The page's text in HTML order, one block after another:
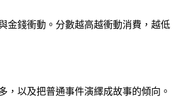
金錢衝動。分數越高越衝動消費，越低
，以及把普通事件演繹成故事的傾向。